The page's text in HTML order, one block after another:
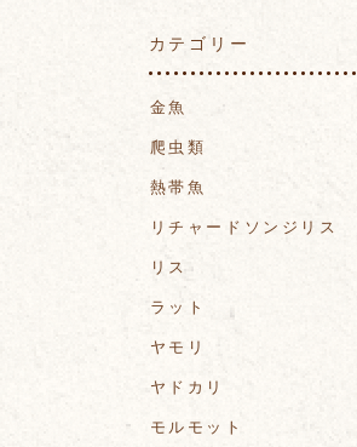
カテゴリー
金魚
爬虫類
熱帯魚
リチャードソンジリス
リス
ラット
ヤモリ
ヤドカリ
モルモット